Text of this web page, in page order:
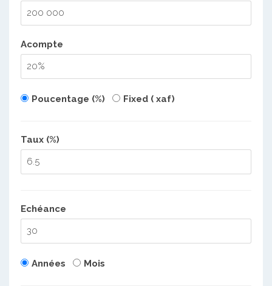
Acompte
Poucentage (%) Fixed ( xaf)
Taux (%)
Echéance
Années Mois